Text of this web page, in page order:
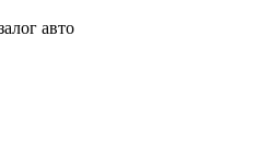
авто